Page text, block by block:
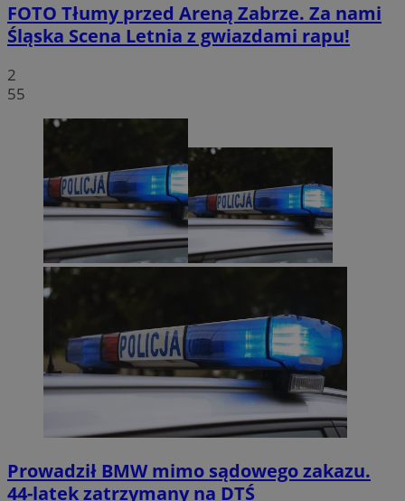
FOTO Tłumy przed Areną Zabrze. Za nami
Śląska Scena Letnia z gwiazdami rapu!
2
55
Prowadził BMW mimo sądowego zakazu.
44-latek zatrzymany na DTŚ